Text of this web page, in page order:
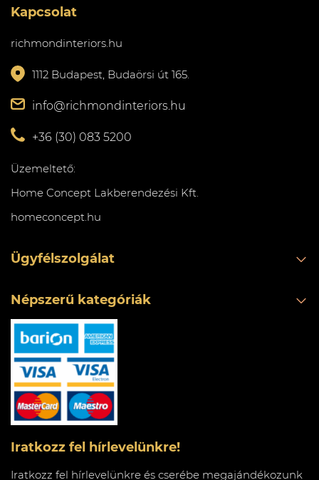
Kapcsolat
richmondinteriors.hu
1112 Budapest, Budaörsi út 165.
info@richmondinteriors.hu
+36 (30) 083 5200
Üzemeltető:
Home Concept Lakberendezési Kft.
homeconcept.hu
Ügyfélszolgálat
Népszerű kategóriák
Iratkozz fel hírlevelünkre!
Iratkozz fel hírlevelünkre és cserébe megajándékozunk